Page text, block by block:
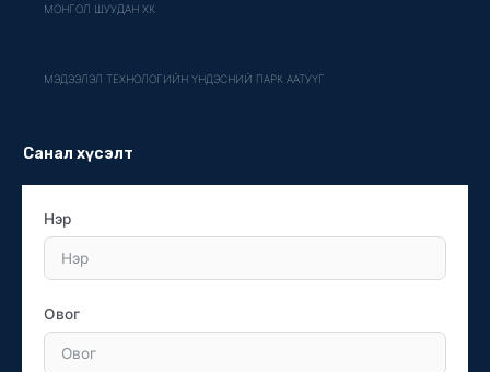
МОНГОЛ ШУУДАН ХК
МЭДЭЭЛЭЛ ТЕХНОЛОГИЙН ҮНДЭСНИЙ ПАРК ААТУҮГ
Санал хүсэлт
Нэр
Овог